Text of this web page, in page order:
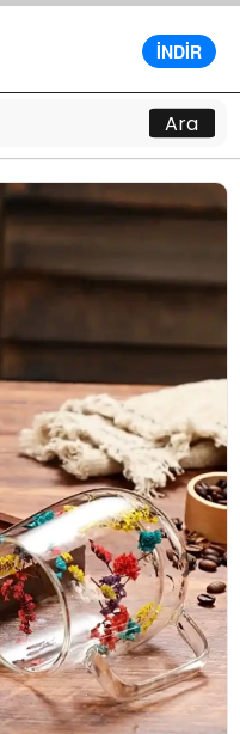
İNDİR0
Ara